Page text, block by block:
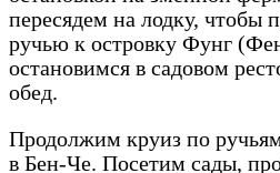
пересядем на лодку, чтобы
ручью к островку Фунг
остановимся в садовом
обед.
Продолжим круиз по
в Бен-Че. Посетим сады,